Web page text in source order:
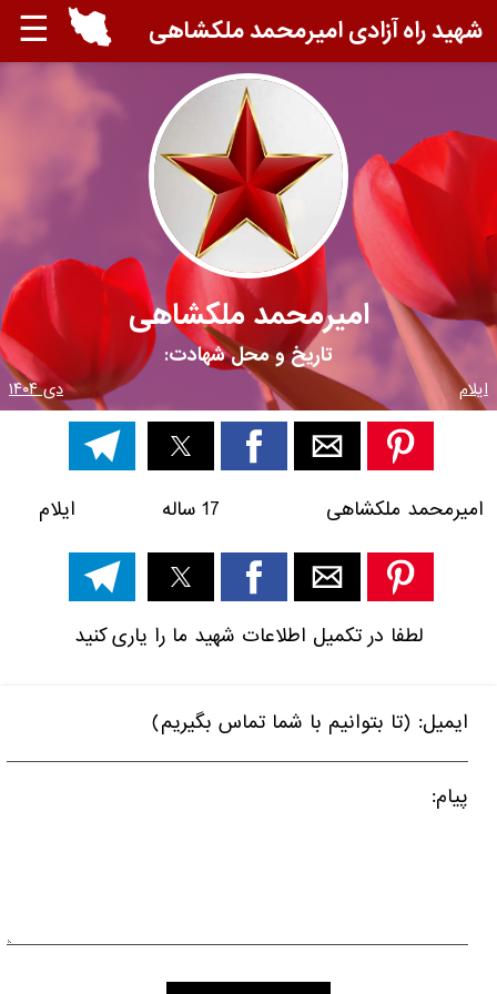
☰ شهید راه آزادی امیرمحمد ملکشاهی
امیرمحمد ملکشاهی
تاریخ و محل شهادت:
ایلام دی ۱۴۰۴
امیرمحمد ملکشاهی 17 ساله ایلام
لطفا در تکمیل اطلاعات شهید ما را یاری کنید
ایمیل: (تا بتوانیم با شما تماس بگیریم)
پیام: